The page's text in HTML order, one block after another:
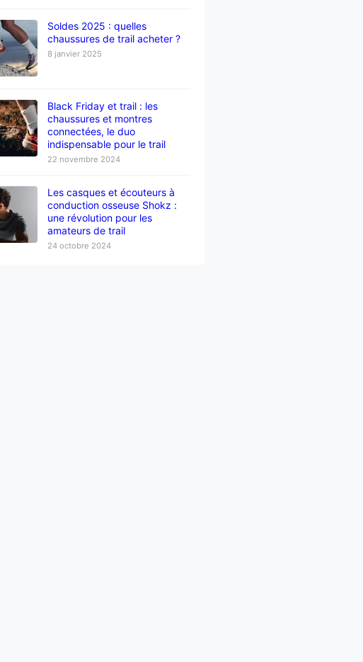
Soldes 2025 : quelles
chaussures de trail acheter ?
8 janvier 2025
Black Friday et trail : les
chaussures et montres
connectées, le duo
indispensable pour le trail
22 novembre 2024
Les casques et écouteurs à
conduction osseuse Shokz :
une révolution pour les
amateurs de trail
24 octobre 2024